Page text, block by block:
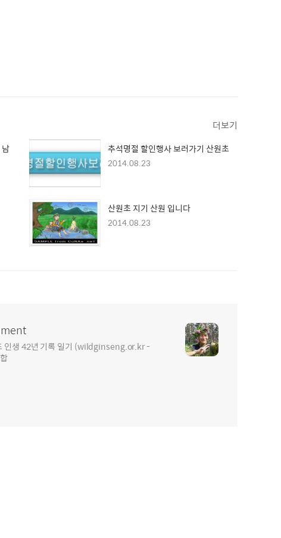
더보기
추석명절 할인행사 보러가기 산원초
2014.08.23
산원초 지기 산원 입니다
2014.08.23
인생 42년 기록 일기 (wildginseng.or.kr -